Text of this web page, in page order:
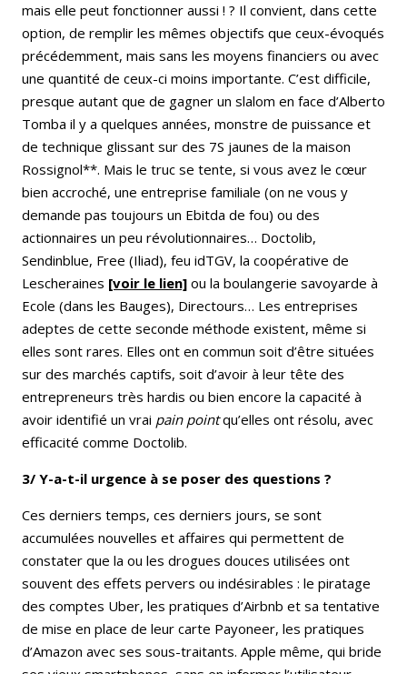
mais elle peut fonctionner aussi ! ? Il convient, dans cette
option, de remplir les mêmes objectifs que ceux-évoqués
précédemment, mais sans les moyens financiers ou avec
une quantité de ceux-ci moins importante. C’est difficile,
presque autant que de gagner un slalom en face d’Alberto
Tomba il y a quelques années, monstre de puissance et
de technique glissant sur des 7S jaunes de la maison
Rossignol**. Mais le truc se tente, si vous avez le cœur
bien accroché, une entreprise familiale (on ne vous y
demande pas toujours un Ebitda de fou) ou des
actionnaires un peu révolutionnaires… Doctolib,
Sendinblue, Free (Iliad), feu idTGV, la coopérative de
Lescheraines [voir le lien] ou la boulangerie savoyarde à
Ecole (dans les Bauges), Directours… Les entreprises
adeptes de cette seconde méthode existent, même si
elles sont rares. Elles ont en commun soit d’être situées
sur des marchés captifs, soit d’avoir à leur tête des
entrepreneurs très hardis ou bien encore la capacité à
avoir identifié un vrai pain pointqu’elles ont résolu, avec
efficacité comme Doctolib.
3/ Y-a-t-il urgence à se poser des questions ?
Ces derniers temps, ces derniers jours, se sont
accumulées nouvelles et affaires qui permettent de
constater que la ou les drogues douces utilisées ont
souvent des effets pervers ou indésirables : le piratage
des comptes Uber, les pratiques d’Airbnb et sa tentative
de mise en place de leur carte Payoneer, les pratiques
d’Amazon avec ses sous-traitants. Apple même, qui bride